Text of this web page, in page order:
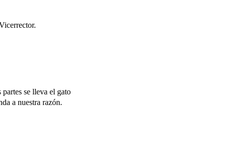
se lleva el gato
a nuestra razón.